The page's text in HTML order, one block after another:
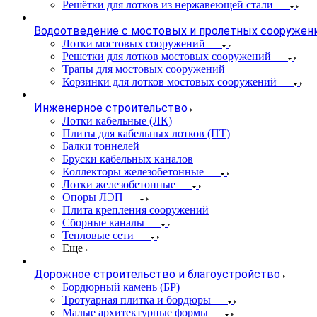
Решётки для лотков из нержавеющей стали
Водоотведение с мостовых и пролетных
Лотки мостовых сооружений
Решетки для лотков мостовых сооружений
Трапы для мостовых сооружений
Корзинки для лотков мостовых сооружений
Инженерное строительство
Лотки кабельные (ЛК)
Плиты для кабельных лотков (ПТ)
Балки тоннелей
Бруски кабельных каналов
Коллекторы железобетонные
Лотки железобетонные
Опоры ЛЭП
Плита крепления сооружений
Сборные каналы
Тепловые сети
Еще
Дорожное строительство и благоустройство
Бордюрный камень (БР)
Тротуарная плитка и бордюры
Малые архитектурные формы